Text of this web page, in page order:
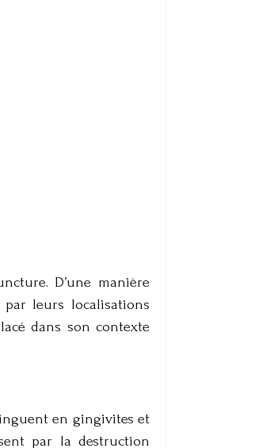
D’une manière
leurs localisations
dans son contexte
en gingivites et
par la destruction